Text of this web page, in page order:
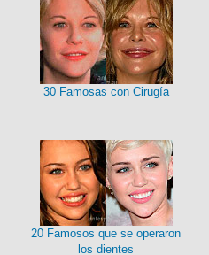
30 Famosas con Cirugía
20 Famosos que se operaron
los dientes